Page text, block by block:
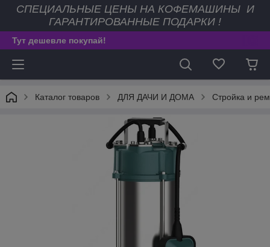
СПЕЦИАЛЬНЫЕ ЦЕНЫ НА КОФЕМАШИНЫ И
ГАРАНТИРОВАННЫЕ ПОДАРКИ !
Тут дешевле покупай!
Каталог товаров ДЛЯ ДАЧИ И ДОМА Стройка и